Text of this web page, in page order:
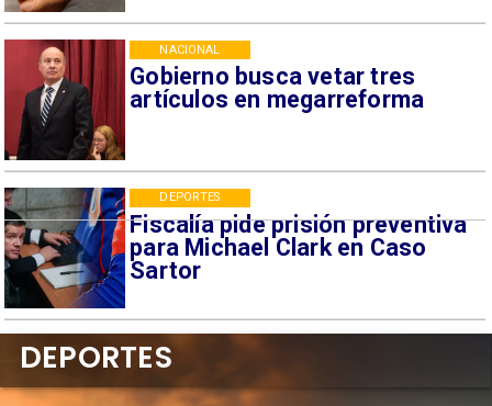
Gobierno busca vetar tres
artículos en megarreforma
NACIONAL
Fiscalía pide prisión preventiva
para Michael Clark en Caso
Sartor
DEPORTES
DEPORTES